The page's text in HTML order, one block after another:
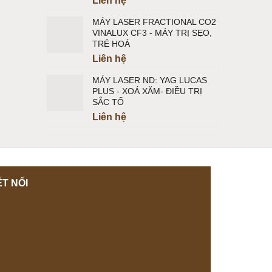
MÁY LASER FRACTIONAL CO2
VINALUX CF3 - MÁY TRỊ SẸO,
TRẺ HOÁ
Liên hệ
MÁY LASER ND: YAG LUCAS
PLUS - XOÁ XĂM- ĐIỀU TRỊ
SẮC TỐ
Liên hệ
NỐI